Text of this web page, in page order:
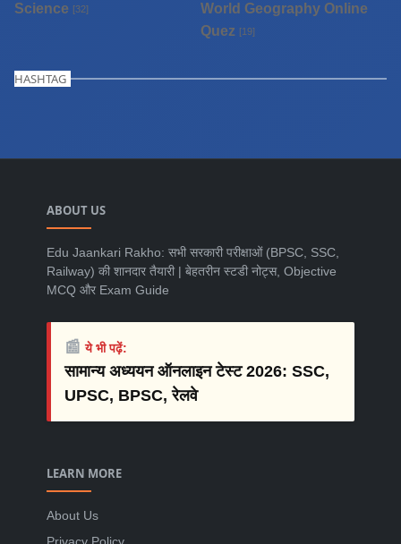
Science [32]
World Geography Online
Quez [19]
HASHTAG
ABOUT US
Edu Jaankari Rakho: सभी सरकारी परीक्षाओं (BPSC, SSC,
Railway) की शानदार तैयारी | बेहतरीन स्टडी नोट्स, Objective
MCQ और Exam Guide
📰ये भी पढ़ें:
सामान्य अध्ययन ऑनलाइन टेस्ट 2026: SSC,
UPSC, BPSC, रेलवे
LEARN MORE
About Us